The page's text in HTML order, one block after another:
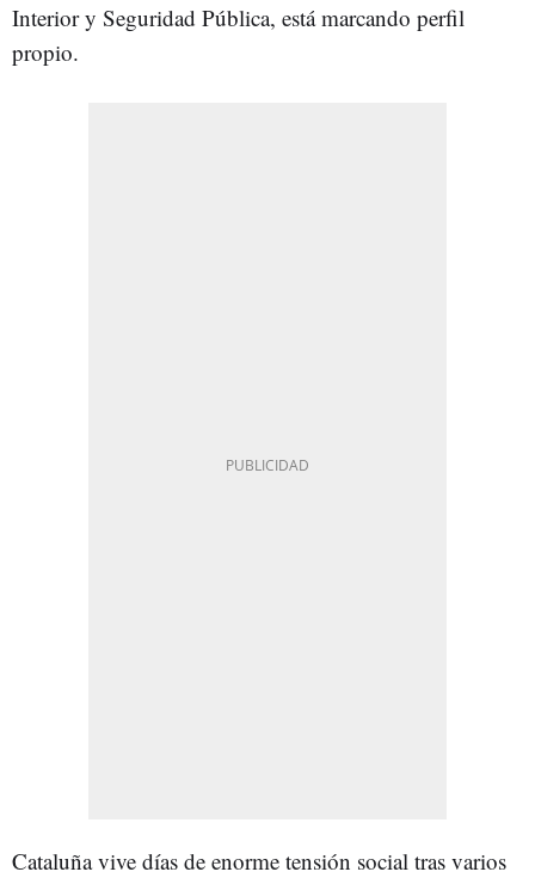
Interior y Seguridad Pública, está marcando perfil
propio.
Cataluña vive días de enorme tensión social tras varios